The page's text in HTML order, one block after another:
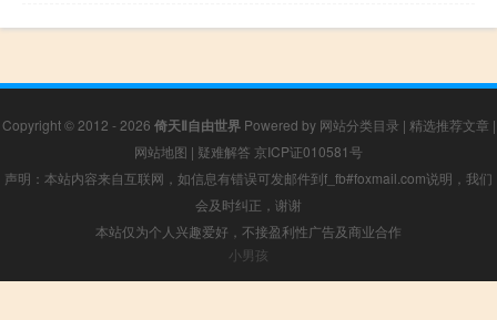
Copyright © 2012 - 2026 倚天Ⅱ自由世界Powered by 网站分类目录 | 精选推荐文章 |
网站地图 | 疑难解答 京ICP证010581号
声明：本站内容来自互联网，如信息有错误可发邮件到f_fb#foxmail.com说明，我们
会及时纠正，谢谢
本站仅为个人兴趣爱好，不接盈利性广告及商业合作
小男孩